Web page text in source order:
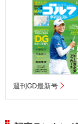
週刊GD最新号